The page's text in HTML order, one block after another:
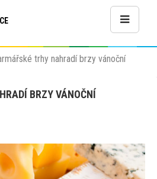
trhy nahradí brzy vánoční
BRZY VÁNOČNÍ